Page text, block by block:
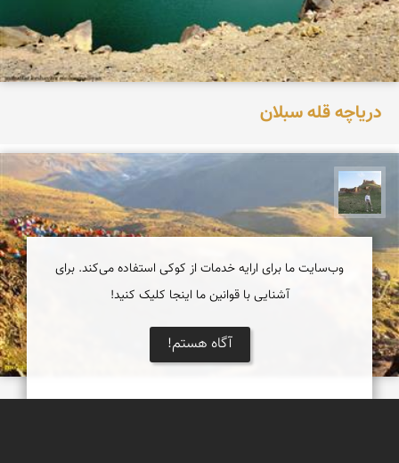
دریاچه قله سبلان
پناهگاه شیخ صفی
وب‌سایت ما برای ارایه خدمات از کوکی استفاده می‌کند. برای
آشنایی با قوانین ما اینجا کلیک کنید!
آگاه هستم!